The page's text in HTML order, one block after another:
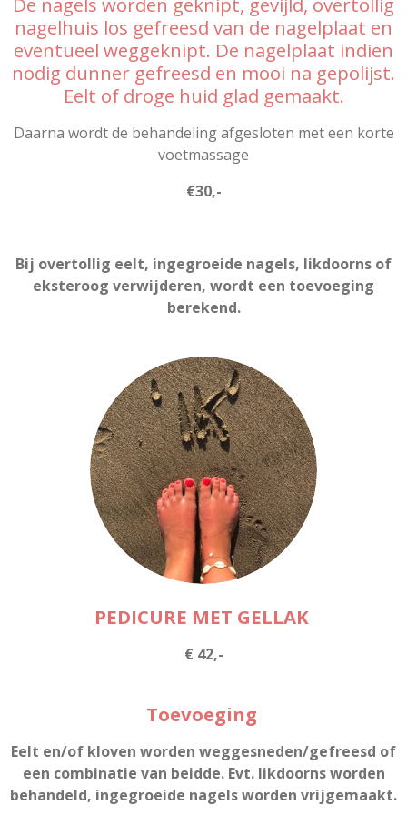
nagelhuis los gefreesd van de nagelplaat en
eventueel weggeknipt. De nagelplaat indien
nodig dunner gefreesd en mooi na gepolijst.
Eelt of droge huid glad gemaakt.
Daarna wordt de behandeling afgesloten met een korte
voetmassage
€30,-
Bij overtollig eelt, ingegroeide nagels, likdoorns of
eksteroog verwijderen, wordt een toevoeging
berekend.
PEDICURE MET GELLAK
€ 42,-
Toevoeging
Eelt en/of kloven worden weggesneden/gefreesd of
een combinatie van beidde. Evt. likdoorns worden
behandeld, ingegroeide nagels worden vrijgemaakt.